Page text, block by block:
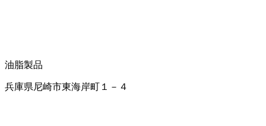
油脂製品
兵庫県尼崎市東海岸町１－４